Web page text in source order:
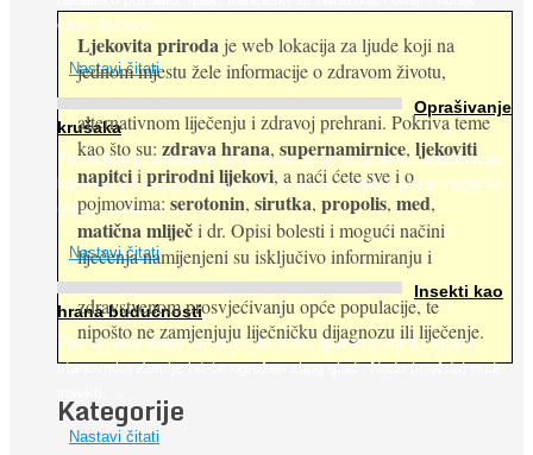
dalje. Njihovo ...
Nastavi čitati
Oprašivanje
krušaka
Pri podizanju nasada kruške zanemaruje se problem oprašivanja
kukcima jer vlada uvjerenje da će krušku oprašiti pčele medarice
(Apis mellifera). ...
Nastavi čitati
Insekti kao
hrana budućnosti
Prema predviđanjima FAO-a do 2050. godine život 9 milijardi
stanovnika Zemlje bit će ugrožen zbog gladi. Nadu (možda) nude
Nastavi čitati
Ljekovita priroda je web lokacija za ljude koji na
jednom mjestu žele informacije o zdravom životu,
alternativnom liječenju i zdravoj prehrani. Pokriva teme
kao što su: zdrava hrana, supernamirnice, ljekoviti
napitciiprirodni lijekovi, a naći ćete sve i o
pojmovima: serotonin, sirutka, propolis, med,
matična mliječi dr. Opisi bolesti i mogući načini
liječenja namijenjeni su isključivo informiranju i
zdravstvenom prosvjećivanju opće populacije, te
nipošto ne zamjenjuju liječničku dijagnozu ili liječenje.
Kategorije